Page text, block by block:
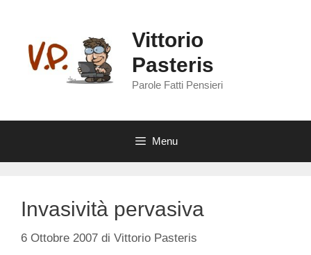
contenuto
Vittorio
Pasteris
Parole Fatti Pensieri
Menu
Invasività pervasiva
6 Ottobre 2007 di Vittorio Pasteris